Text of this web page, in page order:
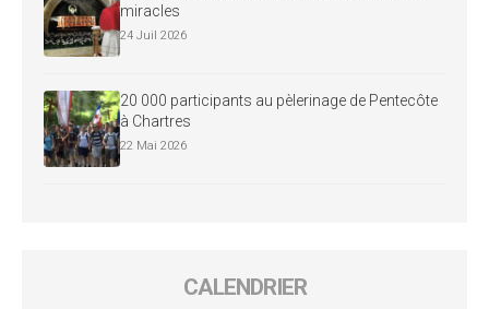
miracles
24 Juil 2026
20 000 participants au pèlerinage de Pentecôte
à Chartres
22 Mai 2026
CALENDRIER